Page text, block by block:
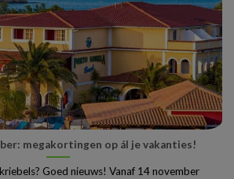
megakortingen op ál je vakanties!
Goed nieuws! Vanaf 14 november